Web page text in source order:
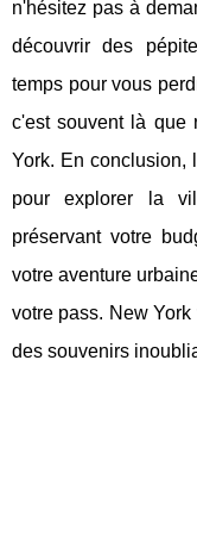
n'hésitez pas à
découvrir des
temps pour vous
c'est souvent là que
York. En conclusion,
pour explorer la
préservant votre
votre aventure
votre pass. New
des souvenirs